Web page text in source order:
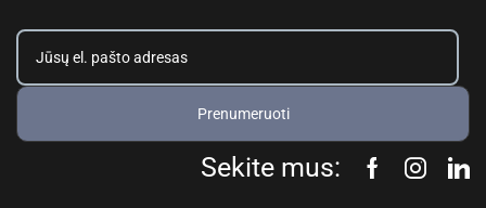
Prenumeruoti
Sekite mus: